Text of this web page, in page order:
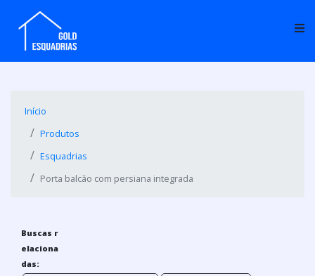
Início
Produtos
Esquadrias
Porta balcão com persiana integrada
Buscas r
elaciona
das: